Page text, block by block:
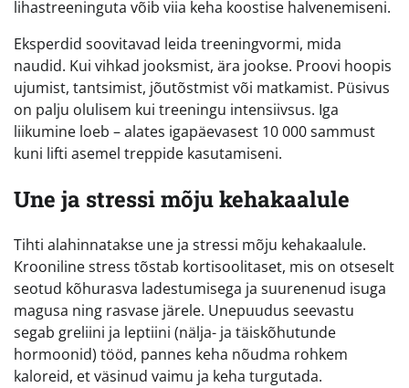
lihastreeninguta võib viia keha koostise halvenemiseni.
Eksperdid soovitavad leida treeningvormi, mida
naudid. Kui vihkad jooksmist, ära jookse. Proovi hoopis
ujumist, tantsimist, jõutõstmist või matkamist. Püsivus
on palju olulisem kui treeningu intensiivsus. Iga
liikumine loeb – alates igapäevasest 10 000 sammust
kuni lifti asemel treppide kasutamiseni.
Une ja stressi mõju kehakaalule
Tihti alahinnatakse une ja stressi mõju kehakaalule.
Krooniline stress tõstab kortisoolitaset, mis on otseselt
seotud kõhurasva ladestumisega ja suurenenud isuga
magusa ning rasvase järele. Unepuudus seevastu
segab greliini ja leptiini (nälja- ja täiskõhutunde
hormoonid) tööd, pannes keha nõudma rohkem
kaloreid, et väsinud vaimu ja keha turgutada.